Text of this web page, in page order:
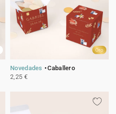
Oro
Novedades
Caballero
2,25 €